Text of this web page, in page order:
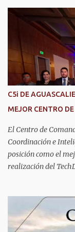
fundamentalmente
de las
años, como
alzhéimer, entre
son el corazón de
cuidado y
servicios que les
presidenta del DIF
interesados deben
C5i DE
MEJOR CENTRO
El Centro de
Coordinación e
posición como el
realización del
seguridad pública y
reunió a
representantes de